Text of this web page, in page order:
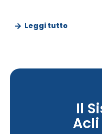
Leggi tutto
Il